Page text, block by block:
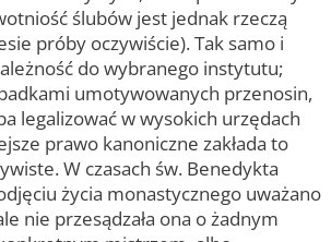
ślubów jest jednak rzeczą
próby oczywiście). Tak samo i
do wybranego instytutu;
umotywowanych przenosin,
legalizować w wysokich urzędach
prawo kanoniczne zakłada to
W czasach św. Benedykta
życia monastycznego uważano
nie przesądzała ona o żadnym